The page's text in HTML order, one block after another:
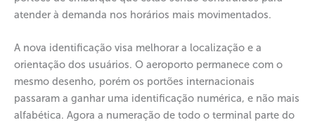
atender à demanda nos horários mais movimentados.
A nova identificação visa melhorar a localização e a
orientação dos usuários. O aeroporto permanece com o
mesmo desenho, porém os portões internacionais
passaram a ganhar uma identificação numérica, e não mais
alfabética. Agora a numeração de todo o terminal parte do